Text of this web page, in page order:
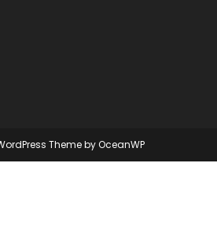
Theme by OceanWP